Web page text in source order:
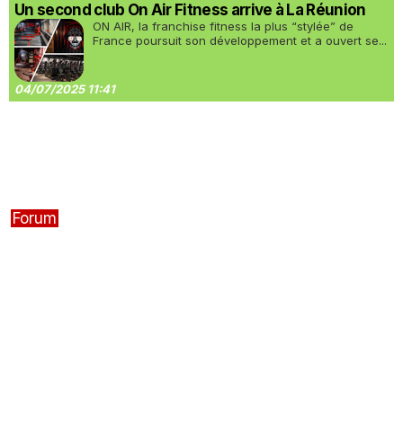
Un second club On Air Fitness arrive à La Réunion
ON AIR, la franchise fitness la plus “stylée” de
France poursuit son développement et a ouvert se...
04/07/2025 11:41
Forum